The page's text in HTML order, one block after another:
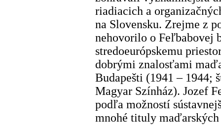
riadiacich a
na Slovensku. Zrejme z
nehovorilo o Feľbabovej
stredoeurópskemu
dobrými znalosťami
Budapešti (1941 – 1944;
Magyar Színház). Jozef
podľa možností
mnohé tituly